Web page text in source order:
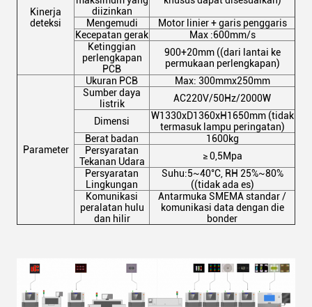
Kinerja
deteksi
diizinkan
Mengemudi
Motor linier + garis penggaris
Kecepatan gerak
Max :600mm/s
Ketinggian
perlengkapan
PCB
900+20mm ((dari lantai ke
permukaan perlengkapan)
Parameter
Ukuran PCB
Max: 300mmx250mm
Sumber daya
listrik
AC220V/50Hz/2000W
Dimensi
W1330xD1360xH1650mm (tidak
termasuk lampu peringatan)
Berat badan
1600kg
Persyaratan
Tekanan Udara
≥ 0,5Mpa
Persyaratan
Lingkungan
Suhu:5~40°C, RH 25%~80%
((tidak ada es)
Komunikasi
peralatan hulu
dan hilir
Antarmuka SMEMA standar /
komunikasi data dengan die
bonder